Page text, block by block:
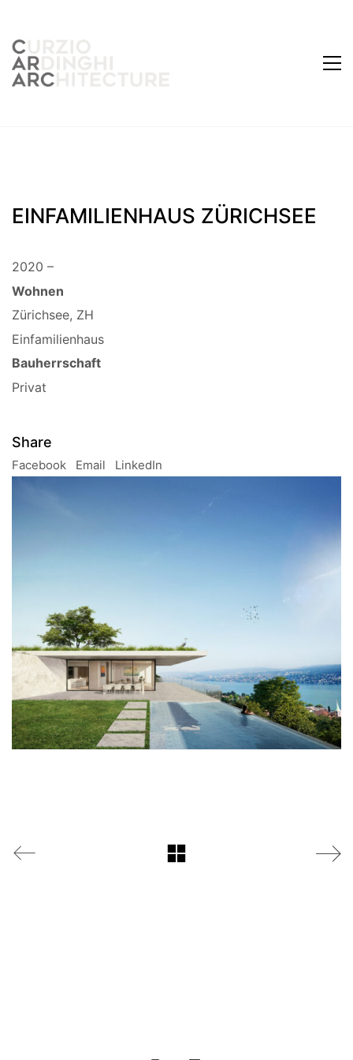
EINFAMILIENHAUS ZÜRICHSEE
2020 –
Wohnen
Zürichsee, ZH
Einfamilienhaus
Bauherrschaft
Privat
Share
Facebook Email LinkedIn